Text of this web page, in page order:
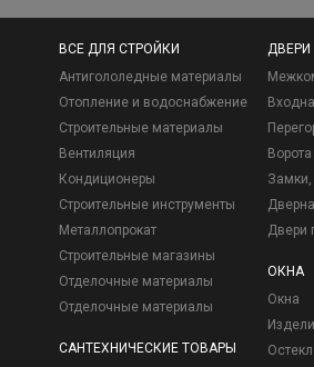
ВСЕ ДЛЯ СТРОЙКИ
Антигололедные материалы
Отопление и водоснабжение
Строительные материалы
Вентиляция
Кондиционеры
Строительные инструменты
Металлопрокат
Строительные магазины
Отделочные материалы
Отделочные материалы
САНТЕХНИЧЕСКИЕ ТОВАРЫ
ДВЕРИ
Ворота
Замки,
Двери
ОКНА
Окна